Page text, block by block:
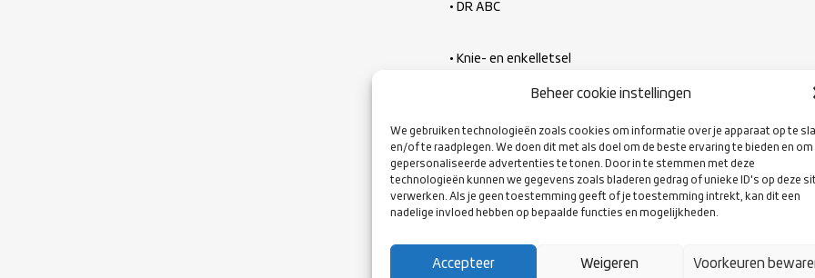
Beheer cookie instellingen
We gebruiken technologieën zoals cookies om informatie over je apparaat op te
en/of te raadplegen. We doen dit met als doel om de beste ervaring te bieden en om
gepersonaliseerde advertenties te tonen. Door in te stemmen met deze
technologieën kunnen we gegevens zoals bladeren gedrag of unieke ID's op deze
verwerken. Als je geen toestemming geeft of je toestemming intrekt, kan dit een
nadelige invloed hebben op bepaalde functies en mogelijkheden.
Accepteer Weigeren Voorkeuren
• DR ABC
• Knie- en enkelletsel
• Diabetes, epilepsie en astma
Kosten: € 270,- per clinic
Duur clinic: 2 uur